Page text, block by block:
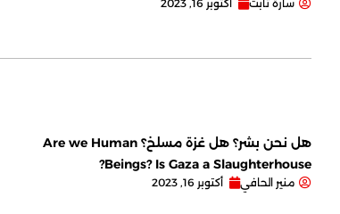
سارة تابت أكتوبر 16, 2023
هل نحن بشر؟ هل غزة مسلخ؟ Are we Human
Beings? Is Gaza a Slaughterhouse?
منير الحافي أكتوبر 16, 2023